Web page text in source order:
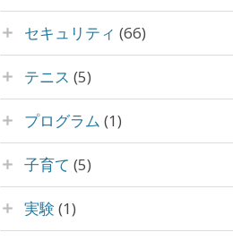
セキュリティ (66)
テニス (5)
プログラム (1)
子育て (5)
実験 (1)